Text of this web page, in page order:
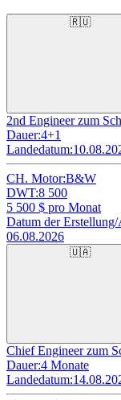
🇷🇺
2nd Engineer zum
Dauer:4+1
Landedatum:
CH. Motor:B&W
DWT:8 500
5 500 $ pro Monat
Datum der
06.08.2026
🇺🇦
Chief Engineer zum
Dauer:4 Monate
Landedatum: